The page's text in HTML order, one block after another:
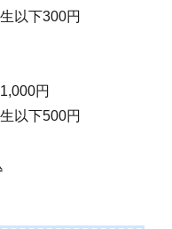
以下300円
円
以下500円